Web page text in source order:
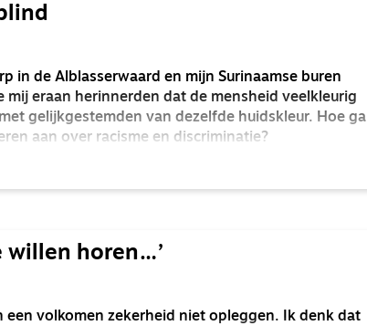
in de Alblasserwaard en mijn Surinaamse buren
mij eraan herinnerden dat de mensheid veelkleurig
gelijkgestemden van dezelfde huidskleur. Hoe ga
aan over racisme en discriminatie?
willen horen…’
een volkomen zekerheid niet opleggen. Ik denk dat